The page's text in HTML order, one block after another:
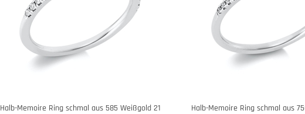
Halb-Memoire Ring schmal aus 585 Weißgold 21
Halb-Memoire Ring schmal aus